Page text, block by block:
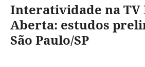
Interatividade na TV
Aberta: estudos
São Paulo/SP